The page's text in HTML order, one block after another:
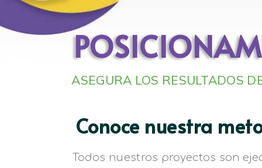
ASEGURA LOS RESULTADOS
Conoce nuestra
Todos nuestros proyectos son